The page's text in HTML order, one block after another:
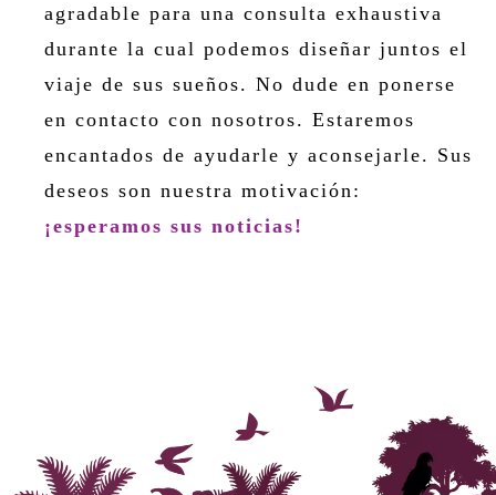
agradable para una consulta exhaustiva
durante la cual podemos diseñar juntos el
viaje de sus sueños. No dude en ponerse
en contacto con nosotros. Estaremos
encantados de ayudarle y aconsejarle. Sus
deseos son nuestra motivación:
¡esperamos sus noticias!